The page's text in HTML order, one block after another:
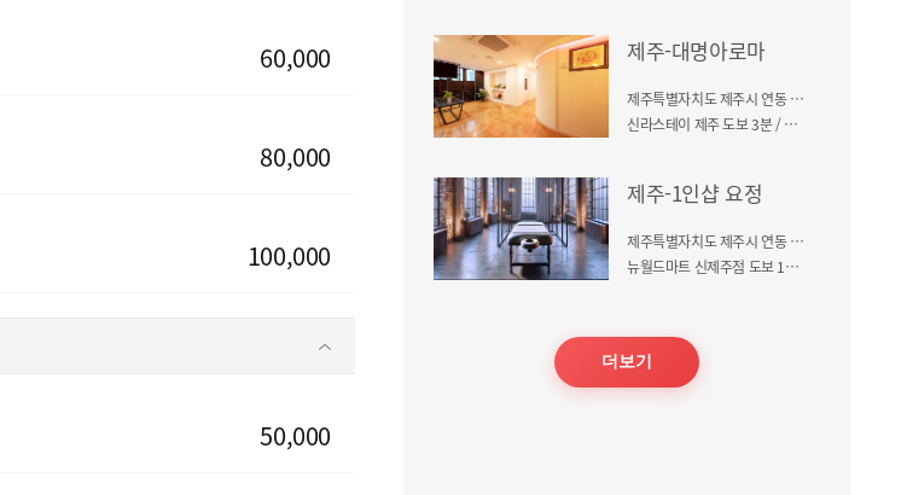
60,000
80,000
100,000
50,000
제주-대명아로마
제주특별자치도 제주시 연동 284-19
신라스테이 제주 도보 3분 / 건물 2층
제주-1인샵 요정
제주특별자치도 제주시 연동 294-2
뉴월드마트 신제주점 도보 1분거리
더보기